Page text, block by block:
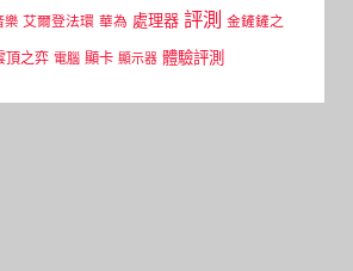
樂 艾爾登法環 華為 處理器 評測 金鏟鏟之
頂之弈 電腦 顯卡 顯示器 體驗評測